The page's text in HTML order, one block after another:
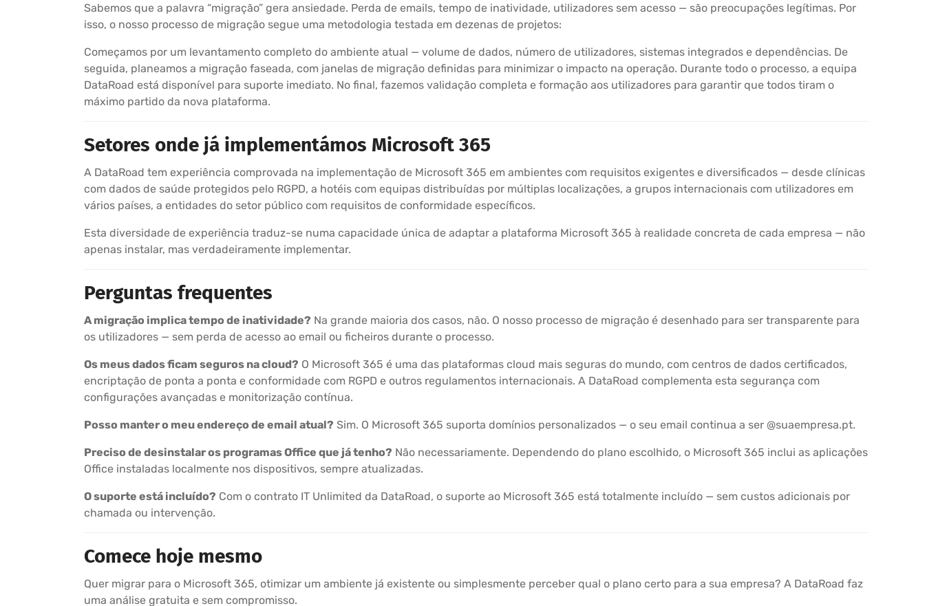
Sabemos que a palavra “migração” gera ansiedade. Perda de emails, tempo de inatividade, utilizadores sem acesso — são preocupações legítimas. Por
isso, o nosso processo de migração segue uma metodologia testada em dezenas de projetos:
Começamos por um levantamento completo do ambiente atual — volume de dados, número de utilizadores, sistemas integrados e dependências. De
seguida, planeamos a migração faseada, com janelas de migração definidas para minimizar o impacto na operação. Durante todo o processo, a equipa
DataRoad está disponível para suporte imediato. No final, fazemos validação completa e formação aos utilizadores para garantir que todos tiram o
máximo partido da nova plataforma.
Setores onde já implementámos Microsoft 365
A DataRoad tem experiência comprovada na implementação de Microsoft 365 em ambientes com requisitos exigentes e diversificados — desde clínicas
com dados de saúde protegidos pelo RGPD, a hotéis com equipas distribuídas por múltiplas localizações, a grupos internacionais com utilizadores em
vários países, a entidades do setor público com requisitos de conformidade específicos.
Esta diversidade de experiência traduz-se numa capacidade única de adaptar a plataforma Microsoft 365 à realidade concreta de cada empresa — não
apenas instalar, mas verdadeiramente implementar.
Perguntas frequentes
A migração implica tempo de inatividade? Na grande maioria dos casos, não. O nosso processo de migração é desenhado para ser transparente para
os utilizadores — sem perda de acesso ao email ou ficheiros durante o processo.
Os meus dados ficam seguros na cloud? O Microsoft 365 é uma das plataformas cloud mais seguras do mundo, com centros de dados certificados,
encriptação de ponta a ponta e conformidade com RGPD e outros regulamentos internacionais. A DataRoad complementa esta segurança com
configurações avançadas e monitorização contínua.
Posso manter o meu endereço de email atual? Sim. O Microsoft 365 suporta domínios personalizados — o seu email continua a ser @suaempresa.pt.
Preciso de desinstalar os programas Office que já tenho? Não necessariamente. Dependendo do plano escolhido, o Microsoft 365 inclui as aplicações
Office instaladas localmente nos dispositivos, sempre atualizadas.
O suporte está incluído? Com o contrato IT Unlimited da DataRoad, o suporte ao Microsoft 365 está totalmente incluído — sem custos adicionais por
chamada ou intervenção.
Comece hoje mesmo
Quer migrar para o Microsoft 365, otimizar um ambiente já existente ou simplesmente perceber qual o plano certo para a sua empresa? A DataRoad faz
uma análise gratuita e sem compromisso.